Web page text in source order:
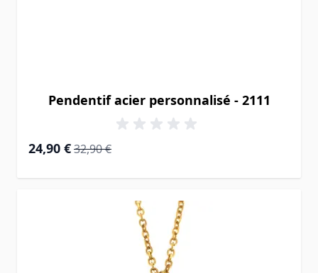
Pendentif acier personnalisé - 2111
Prix Spécial
24,90 € Prix normal
32,90 €